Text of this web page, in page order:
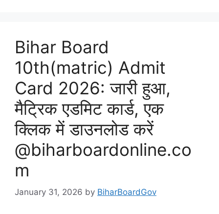
Bihar Board
10th(matric) Admit
Card 2026: जारी हुआ,
मैट्रिक एडमिट कार्ड, एक
क्लिक में डाउनलोड करें
@biharboardonline.co
m
January 31, 2026 by BiharBoardGov